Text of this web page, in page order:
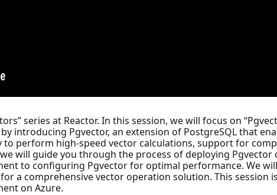
series at Reactor. In this session, we will focus on
introducing Pgvector, an extension of PostgreSQL that
perform high-speed vector calculations, support for
will guide you through the process of deploying Pgvector
to configuring Pgvector for optimal performance. We
a comprehensive vector operation solution. This session
on Azure.